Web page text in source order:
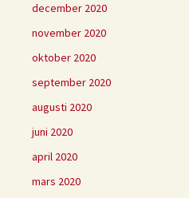
december 2020
november 2020
oktober 2020
september 2020
augusti 2020
juni 2020
april 2020
mars 2020